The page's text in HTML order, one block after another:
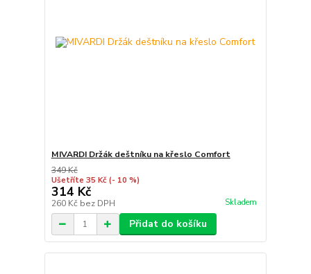
MIVARDI Držák deštníku na křeslo Comfort
349 Kč
Ušetříte 35 Kč (- 10 %)
314 Kč
260 Kč bez DPH Skladem
Přidat do košíku